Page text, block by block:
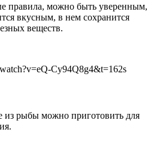
правила, можно быть уверенным,
вкусным, в нем сохранится
веществ.
Cy94Q8g4&t=162s
из рыбы можно приготовить для